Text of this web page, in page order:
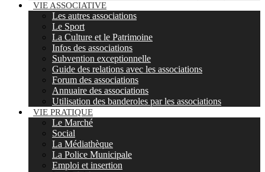
VIE ASSOCIATIVE
Les autres associations
Le Sport
La Culture et le Patrimoine
Infos des associations
Subvention exceptionnelle
Guide des relations avec les associations
Forum des associations
Annuaire des associations
Utilisation des banderoles par les associations
VIE PRATIQUE
Le Marché
Social
La Médiathèque
La Police Municipale
Emploi et insertion